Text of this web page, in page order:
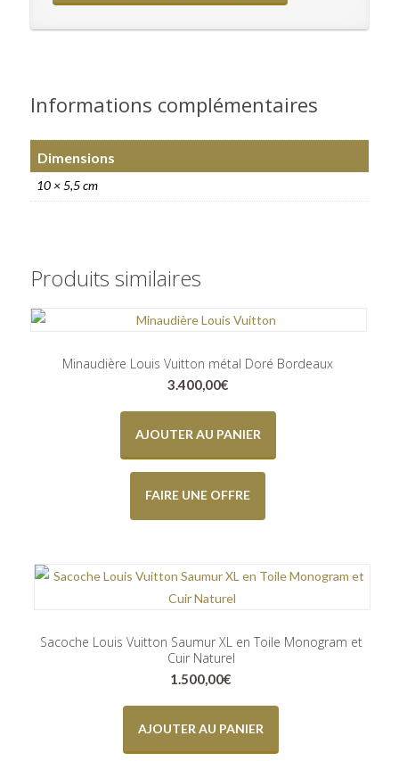
Informations complémentaires
Dimensions
10 × 5,5 cm
Produits similaires
Minaudière Louis Vuitton métal Doré Bordeaux
3.400,00€
AJOUTER AU PANIER
FAIRE UNE OFFRE
Sacoche Louis Vuitton Saumur XL en Toile Monogram et
Cuir Naturel
1.500,00€
AJOUTER AU PANIER